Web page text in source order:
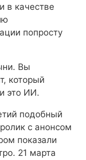
в качестве
попросту
Вы
который
это ИИ.
подобный
с анонсом
показали
21 марта